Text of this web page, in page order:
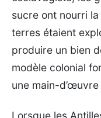
sucre ont nourri
terres étaient
produire un bien
modèle colonial
une main-
Lorsque les